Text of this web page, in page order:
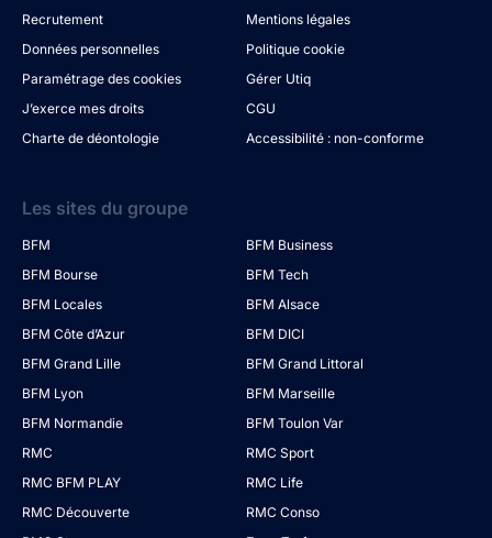
Recrutement
Mentions légales
Données personnelles
Politique cookie
Paramétrage des cookies
Gérer Utiq
J’exerce mes droits
CGU
Charte de déontologie
Accessibilité : non-conforme
Les sites du groupe
BFM
BFM Business
BFM Bourse
BFM Tech
BFM Locales
BFM Alsace
BFM Côte d’Azur
BFM DICI
BFM Grand Lille
BFM Grand Littoral
BFM Lyon
BFM Marseille
BFM Normandie
BFM Toulon Var
RMC
RMC Sport
RMC BFM PLAY
RMC Life
RMC Découverte
RMC Conso